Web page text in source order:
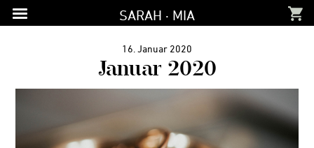
Zur
Hauptnavigation
Zum
Inhalt
Zur
Fußzeile
SARAH · MIA
16. Januar 2020
Januar 2020